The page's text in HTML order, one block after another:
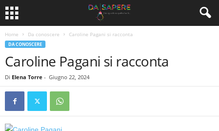
Home Da conoscere Caroline Pagani si racconta
DA CONOSCERE
Caroline Pagani si racconta
Di Elena Torre - Giugno 22, 2024